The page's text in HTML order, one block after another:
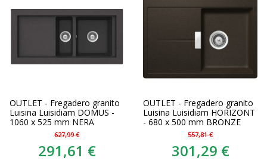
OUTLET - Fregadero granito
Luisina Luisidiam DOMUS -
1060 x 525 mm NERA
627,99 €
291,61 €
OUTLET - Fregadero granito
Luisina Luisidiam HORIZONT
- 680 x 500 mm BRONZE
557,81 €
301,29 €